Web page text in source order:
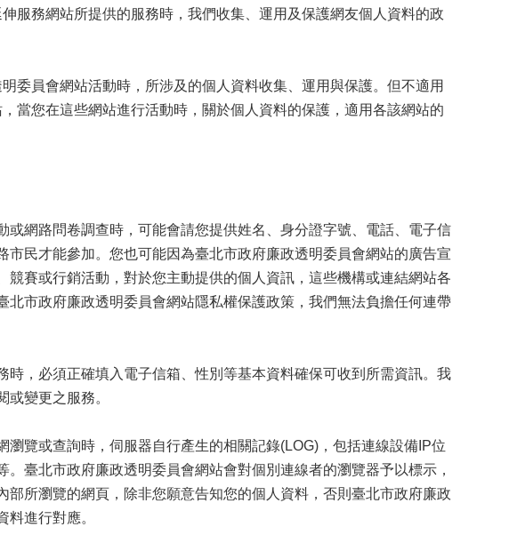
服務網站所提供的服務時，我們收集、運用及保護網友個人資料的政
員會網站活動時，所涉及的個人資料收集、運用與保護。但不適用
當您在這些網站進行活動時，關於個人資料的保護，適用各該網站的
網路問卷調查時，可能會請您提供姓名、身分證字號、電話、電子信
民才能參加。您也可能因為臺北市政府廉政透明委員會網站的廣告宣
賽或行銷活動，對於您主動提供的個人資訊，這些機構或連結網站各
市政府廉政透明委員會網站隱私權保護政策，我們無法負擔任何連帶
，必須正確填入電子信箱、性別等基本資料確保可收到所需資訊。我
變更之服務。
覽或查詢時，伺服器自行產生的相關記錄(LOG)，包括連線設備IP位
臺北市政府廉政透明委員會網站會對個別連線者的瀏覽器予以標示，
所瀏覽的網頁，除非您願意告知您的個人資料，否則臺北市政府廉政
進行對應。